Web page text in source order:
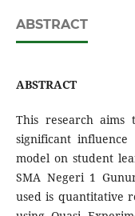
ABSTRACT
ABSTRACT
This research
significant
model on student
SMA Negeri 1
used is quantitative